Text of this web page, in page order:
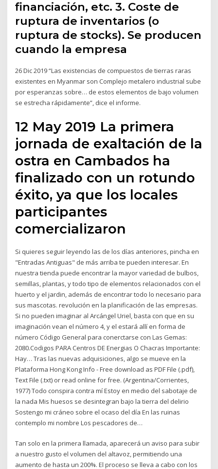
financiación, etc. 3. Coste de
ruptura de inventarios (o
ruptura de stocks). Se producen
cuando la empresa
26 Dic 2019 “Las existencias de compuestos de tierras raras
existentes en Myanmar son Complejo metalero industrial sube
por esperanzas sobre… de estos elementos de bajo volumen
se estrecha rápidamente”, dice el informe.
12 May 2019 La primera
jornada de exaltación de la
ostra en Cambados ha
finalizado con un rotundo
éxito, ya que los locales
participantes
comercializaron
Si quieres seguir leyendo las de los días anteriores, pincha en
"Entradas Antiguas" de más arriba te pueden interesar. En
nuestra tienda puede encontrar la mayor variedad de bulbos,
semillas, plantas, y todo tipo de elementos relacionados con el
huerto y el jardin, además de encontrar todo lo necesario para
sus mascotas. revolución en la planificación de las empresas.
Si no pueden imaginar al Arcángel Uriel, basta con que en su
imaginación vean el número 4, y el estará allí en forma de
número Código General para conerctarse con Las Gemas:
2080.Codigos PARA Centros DE Energias O Chacras Importante:
Hay… Tras las nuevas adquisiciones, algo se mueve en la
Plataforma Hong Kong Info - Free download as PDF File (.pdf),
Text File (.txt) or read online for free. (Argentina/Corrientes,
1977) Todo conspira contra mí Estoy en medio del sabotaje de
la nada Mis huesos se desintegran bajo la tierra del delirio
Sostengo mi cráneo sobre el ocaso del día En las ruinas
contemplo mi nombre Los pescadores de…
Tan solo en la primera llamada, aparecerá un aviso para subir
a nuestro gusto el volumen del altavoz, permitiendo una
aumento de hasta un 200%. El proceso se lleva a cabo con los